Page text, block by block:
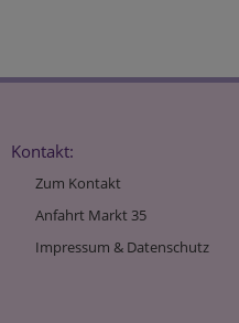
Kontakt:
Zum Kontakt
Anfahrt Markt 35
Impressum & Datenschutz